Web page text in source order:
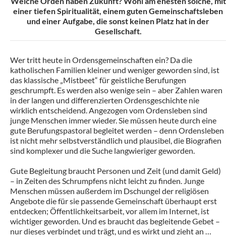
einer tiefen Spiritualität, einem guten Gemeinschaftsleben
und einer Aufgabe, die sonst keinen Platz hat in der
Gesellschaft.
Wer tritt heute in Ordensgemeinschaften ein? Da die
katholischen Familien kleiner und weniger geworden sind, ist
das klassische „Mistbeet“ für geistliche Berufungen
geschrumpft. Es werden also wenige sein – aber Zahlen waren
in der langen und differenzierten Ordensgeschichte nie
wirklich entscheidend. Angezogen vom Ordensleben sind
junge Menschen immer wieder. Sie müssen heute durch eine
gute Berufungspastoral begleitet werden – denn Ordensleben
ist nicht mehr selbstverständlich und plausibel, die Biografien
sind komplexer und die Suche langwieriger geworden.
Gute Begleitung braucht Personen und Zeit (und damit Geld)
– in Zeiten des Schrumpfens nicht leicht zu finden. Junge
Menschen müssen außerdem im Dschungel der religiösen
Angebote die für sie passende Gemeinschaft überhaupt erst
entdecken; Öffentlichkeitsarbeit, vor allem im Internet, ist
wichtiger geworden. Und es braucht das begleitende Gebet –
nur dieses verbindet und trägt, und es wirkt und zieht an …